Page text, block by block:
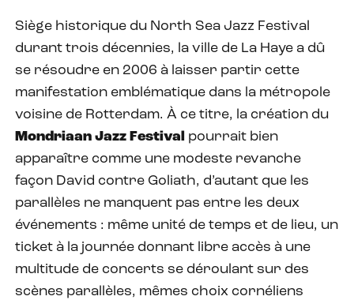
Siège historique du North Sea Jazz Festival
durant trois décennies, la ville de La Haye a dû
se résoudre en 2006 à laisser partir cette
manifestation emblématique dans la métropole
voisine de Rotterdam. À ce titre, la création du
Mondriaan Jazz Festival pourrait bien
apparaître comme une modeste revanche
façon David contre Goliath, d’autant que les
parallèles ne manquent pas entre les deux
événements : même unité de temps et de lieu, un
ticket à la journée donnant libre accès à une
multitude de concerts se déroulant sur des
scènes parallèles, mêmes choix cornéliens